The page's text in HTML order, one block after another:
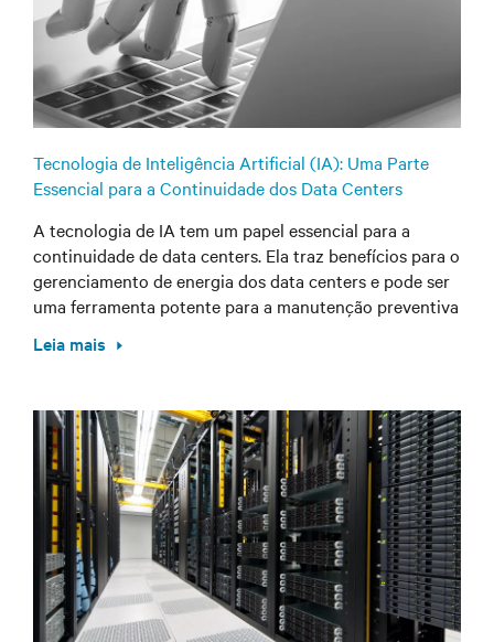
Tecnologia de Inteligência Artificial (IA): Uma Parte
Essencial para a Continuidade dos Data Centers
A tecnologia de IA tem um papel essencial para a
continuidade de data centers. Ela traz benefícios para o
gerenciamento de energia dos data centers e pode ser
uma ferramenta potente para a manutenção preventiva
Leia mais